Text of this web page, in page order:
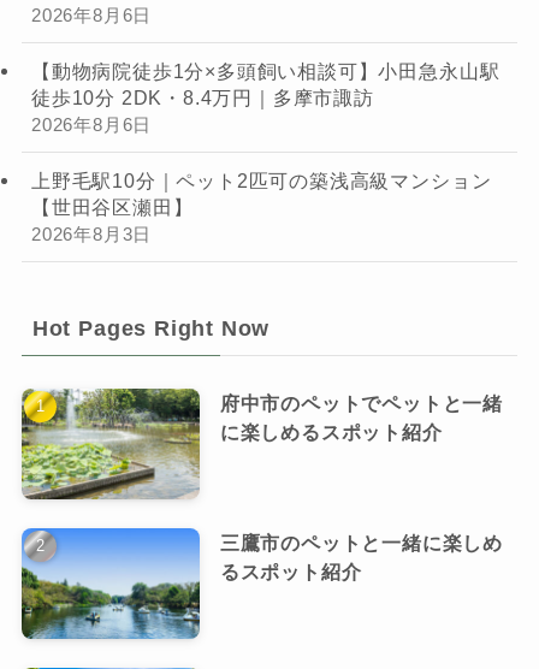
2026年8月6日
【動物病院徒歩1分×多頭飼い相談可】小田急永山駅
徒歩10分 2DK・8.4万円｜多摩市諏訪
2026年8月6日
上野毛駅10分｜ペット2匹可の築浅高級マンション
【世田谷区瀬田】
2026年8月3日
Hot Pages Right Now
府中市のペットでペットと一緒
に楽しめるスポット紹介
三鷹市のペットと一緒に楽しめ
るスポット紹介